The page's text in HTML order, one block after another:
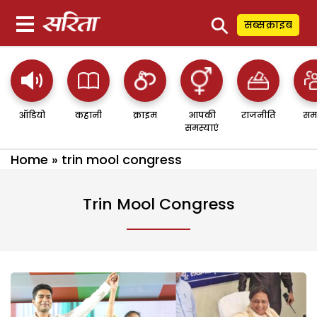
⚲ सब्सक्राइब
ऑडियो कहानी क्राइम
आपकी
समस्याएं
राजनीति
Home » trin mool congress
Trin Mool Congress